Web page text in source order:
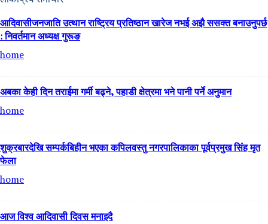
आदिवासीजनजाति उत्थान राष्ट्रिय प्रतिष्ठान खारेज नभई अझै ससक्त बनाउनुपर्छ
: निवर्तमान अध्यक्ष गुरूङ
home
अबका केही दिन तराईमा गर्मी बढ्ने, पहाडी क्षेत्रमा भने पानी पर्ने अनुमान
home
शुक्रबारदेखि सम्पर्कबिहीन भएका कपिलवस्तु नगरपालिकाका पूर्वप्रमुख सिंह मृत
फेला
home
आज विश्व आदिवासी दिवस मनाइदै